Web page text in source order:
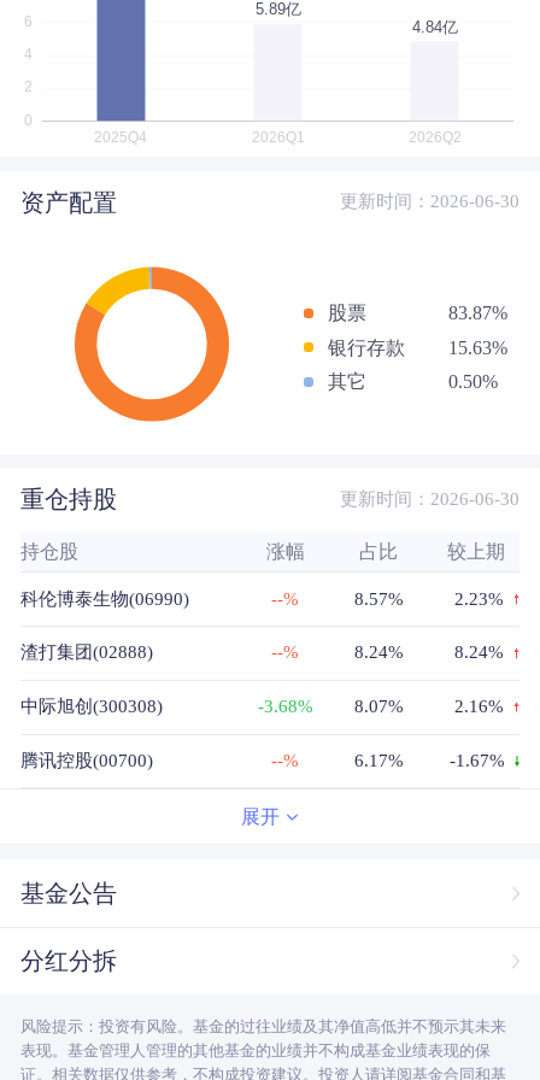
资产配置 更新时间：2026-06-30
股票
83.87%
银行存款
15.63%
其它
0.50%
重仓持股 更新时间：2026-06-30
持仓股 涨幅 占比 较上期
科伦博泰生物(06990) --% 8.57% 2.23%
渣打集团(02888) --% 8.24% 8.24%
中际旭创(300308) -3.68% 8.07% 2.16%
腾讯控股(00700) --% 6.17% -1.67%
--%
中芯国际(00981)
香港交易所(00388) --% 4.05% -1.26%
展开
基金公告
分红分拆
风险提示：投资有风险。基金的过往业绩及其净值高低并不预示其未来
表现。基金管理人管理的其他基金的业绩并不构成基金业绩表现的保
证。相关数据仅供参考，不构成投资建议。投资人请详阅基金合同和基